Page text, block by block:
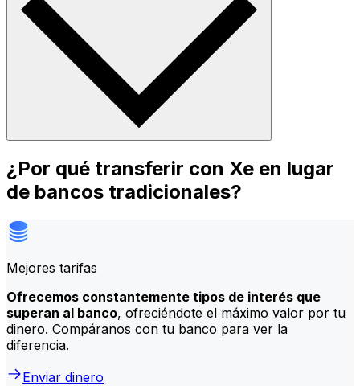
¿Por qué transferir con Xe en lugar
de bancos tradicionales?
Mejores tarifas
Ofrecemos constantemente tipos de interés que
superan al banco, ofreciéndote el máximo valor por tu
dinero. Compáranos con tu banco para ver la
diferencia.
Enviar dinero